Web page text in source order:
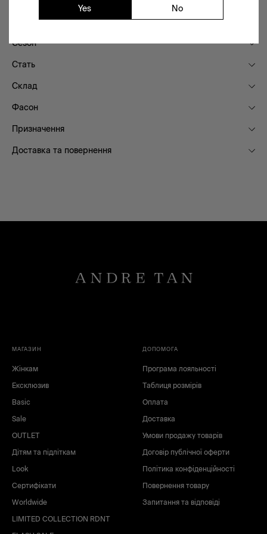
Yes No
Сезон
Стать
Склад
Фасон
Призначення
Доставка та повернення
МАГАЗИН
Жінкам
Ексклюзив
Basic
Sale
OUTLET
Дітям та підліткам
Look
Сертифікати
Worldwide
LIMITED COLLECTION RDNT
ДОПОМОГА
Програма лояльності
Таблиця розмірів
Оплата
Доставка
Умови продажу товарів
Договір публічної оферти
Політика конфіденційності
Повернення товару
Запитання та відповіді